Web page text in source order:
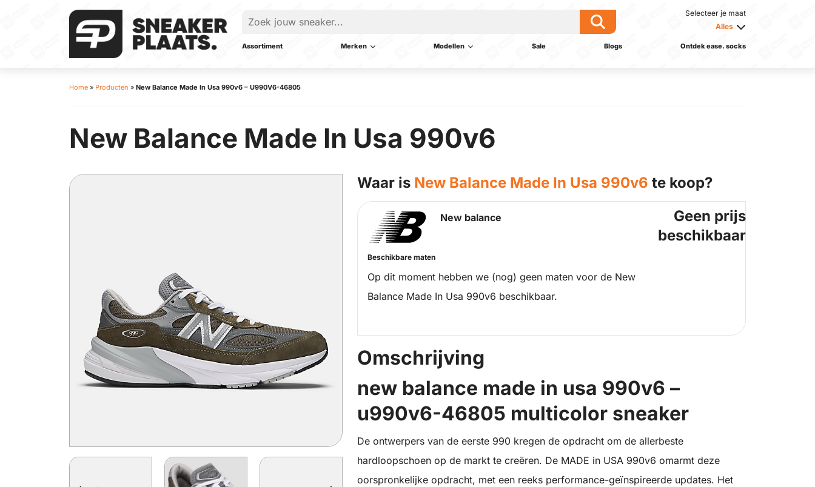
Selecteer je maat
Alles
Assortiment Merken Modellen Sale Blogs Ontdek ease. socks
Home » Producten » New Balance Made In Usa 990v6 – U990V6-46805
New Balance Made In Usa 990v6
Waar is New Balance Made In Usa 990v6 te koop?
New balance
Beschikbare maten
Op dit moment hebben we (nog) geen maten voor de New
Balance Made In Usa 990v6 beschikbaar.
Geen prijs
beschikbaar
Omschrijving
new balance made in usa 990v6 –
u990v6-46805 multicolor sneaker
De ontwerpers van de eerste 990 kregen de opdracht om de allerbeste
hardloopschoen op de markt te creëren. De MADE in USA 990v6 omarmt deze
oorspronkelijke opdracht, met een reeks performance-geïnspireerde updates. Het